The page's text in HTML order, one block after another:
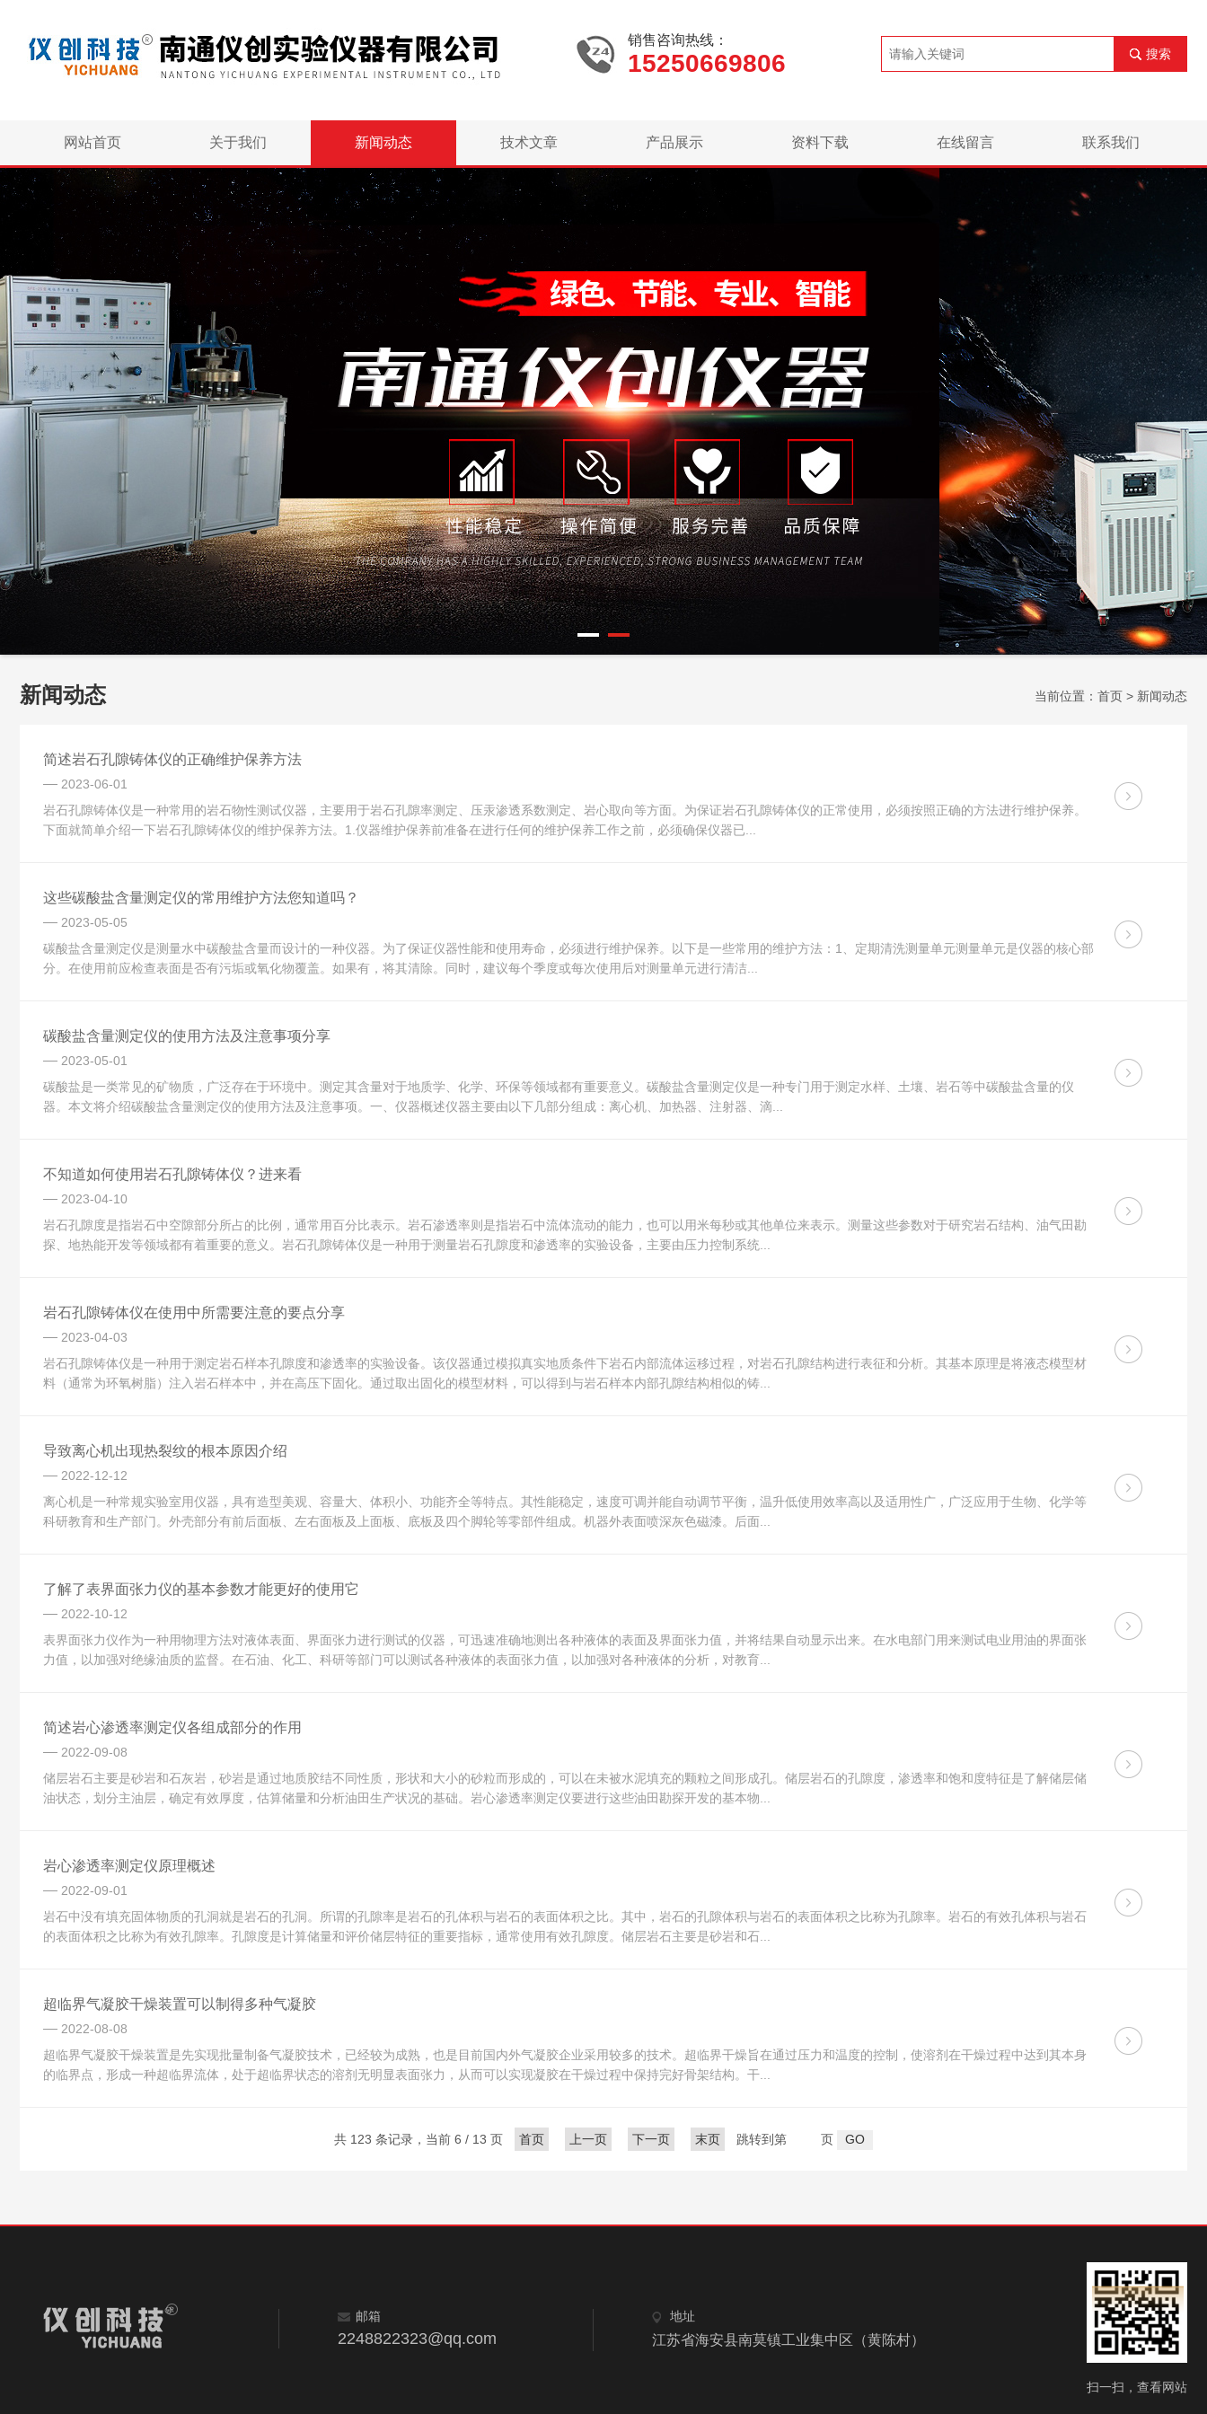
销售咨询热线：
15250669806 搜索
网站首页 关于我们 新闻动态 技术文章 产品展示 资料下载 在线留言 联系我们
新闻动态 当前位置： 首页 > 新闻动态
简述岩石孔隙铸体仪的正确维护保养方法
2023-06-01
岩石孔隙铸体仪是一种常用的岩石物性测试仪器，主要用于岩石孔隙率测定、压汞渗透系数测定、岩心取向等方面。为保证岩石孔隙铸体仪的正常使用，必须按照正确的方法进行维护保养。
下面就简单介绍一下岩石孔隙铸体仪的维护保养方法。1.仪器维护保养前准备在进行任何的维护保养工作之前，必须确保仪器已...
这些碳酸盐含量测定仪的常用维护方法您知道吗？
2023-05-05
碳酸盐含量测定仪是测量水中碳酸盐含量而设计的一种仪器。为了保证仪器性能和使用寿命，必须进行维护保养。以下是一些常用的维护方法：1、定期清洗测量单元测量单元是仪器的核心部
分。在使用前应检查表面是否有污垢或氧化物覆盖。如果有，将其清除。同时，建议每个季度或每次使用后对测量单元进行清洁...
碳酸盐含量测定仪的使用方法及注意事项分享
2023-05-01
碳酸盐是一类常见的矿物质，广泛存在于环境中。测定其含量对于地质学、化学、环保等领域都有重要意义。碳酸盐含量测定仪是一种专门用于测定水样、土壤、岩石等中碳酸盐含量的仪
器。本文将介绍碳酸盐含量测定仪的使用方法及注意事项。一、仪器概述仪器主要由以下几部分组成：离心机、加热器、注射器、滴...
不知道如何使用岩石孔隙铸体仪？进来看
2023-04-10
岩石孔隙度是指岩石中空隙部分所占的比例，通常用百分比表示。岩石渗透率则是指岩石中流体流动的能力，也可以用米每秒或其他单位来表示。测量这些参数对于研究岩石结构、油气田勘
探、地热能开发等领域都有着重要的意义。岩石孔隙铸体仪是一种用于测量岩石孔隙度和渗透率的实验设备，主要由压力控制系统...
岩石孔隙铸体仪在使用中所需要注意的要点分享
2023-04-03
岩石孔隙铸体仪是一种用于测定岩石样本孔隙度和渗透率的实验设备。该仪器通过模拟真实地质条件下岩石内部流体运移过程，对岩石孔隙结构进行表征和分析。其基本原理是将液态模型材
料（通常为环氧树脂）注入岩石样本中，并在高压下固化。通过取出固化的模型材料，可以得到与岩石样本内部孔隙结构相似的铸...
导致离心机出现热裂纹的根本原因介绍
2022-12-12
离心机是一种常规实验室用仪器，具有造型美观、容量大、体积小、功能齐全等特点。其性能稳定，速度可调并能自动调节平衡，温升低使用效率高以及适用性广，广泛应用于生物、化学等
科研教育和生产部门。外壳部分有前后面板、左右面板及上面板、底板及四个脚轮等零部件组成。机器外表面喷深灰色磁漆。后面...
了解了表界面张力仪的基本参数才能更好的使用它
2022-10-12
表界面张力仪作为一种用物理方法对液体表面、界面张力进行测试的仪器，可迅速准确地测出各种液体的表面及界面张力值，并将结果自动显示出来。在水电部门用来测试电业用油的界面张
力值，以加强对绝缘油质的监督。在石油、化工、科研等部门可以测试各种液体的表面张力值，以加强对各种液体的分析，对教育...
简述岩心渗透率测定仪各组成部分的作用
2022-09-08
储层岩石主要是砂岩和石灰岩，砂岩是通过地质胶结不同性质，形状和大小的砂粒而形成的，可以在未被水泥填充的颗粒之间形成孔。储层岩石的孔隙度，渗透率和饱和度特征是了解储层储
油状态，划分主油层，确定有效厚度，估算储量和分析油田生产状况的基础。岩心渗透率测定仪要进行这些油田勘探开发的基本物...
岩心渗透率测定仪原理概述
2022-09-01
岩石中没有填充固体物质的孔洞就是岩石的孔洞。所谓的孔隙率是岩石的孔体积与岩石的表面体积之比。其中，岩石的孔隙体积与岩石的表面体积之比称为孔隙率。岩石的有效孔体积与岩石
的表面体积之比称为有效孔隙率。孔隙度是计算储量和评价储层特征的重要指标，通常使用有效孔隙度。储层岩石主要是砂岩和石...
超临界气凝胶干燥装置可以制得多种气凝胶
2022-08-08
超临界气凝胶干燥装置是先实现批量制备气凝胶技术，已经较为成熟，也是目前国内外气凝胶企业采用较多的技术。超临界干燥旨在通过压力和温度的控制，使溶剂在干燥过程中达到其本身
的临界点，形成一种超临界流体，处于超临界状态的溶剂无明显表面张力，从而可以实现凝胶在干燥过程中保持完好骨架结构。干...
共 123 条记录，当前 6 / 13 页 首页 上一页 下一页 末页 跳转到第 页
邮箱
2248822323@qq.com
地址
江苏省海安县南莫镇工业集中区（黄陈村）
扫一扫，查看网站